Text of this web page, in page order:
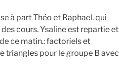
à part Théo et Raphael. qui
cours. Ysaline est repartie et
ce matin.: factoriels et
triangles pour le groupe B avec